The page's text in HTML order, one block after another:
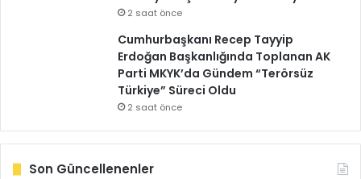
2 saat önce
Cumhurbaşkanı Recep Tayyip
Erdoğan Başkanlığında Toplanan AK
Parti MKYK’da Gündem “Terörsüz
Türkiye” Süreci Oldu
2 saat önce
Son Güncellenenler